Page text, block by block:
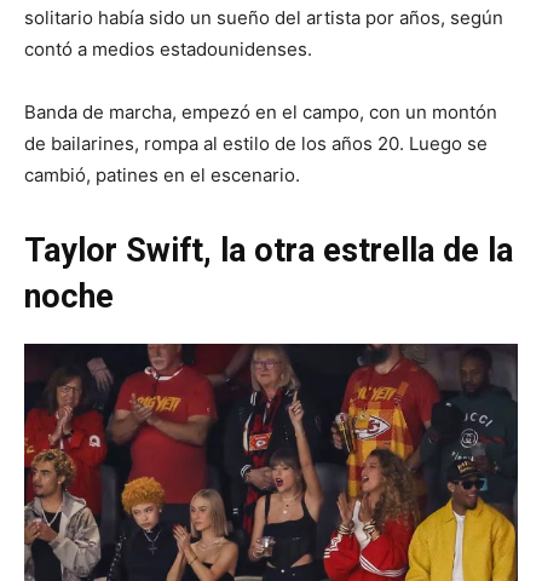
solitario había sido un sueño del artista por años, según
contó a medios estadounidenses.
Banda de marcha, empezó en el campo, con un montón
de bailarines, rompa al estilo de los años 20. Luego se
cambió, patines en el escenario.
Taylor Swift, la otra estrella de la
noche